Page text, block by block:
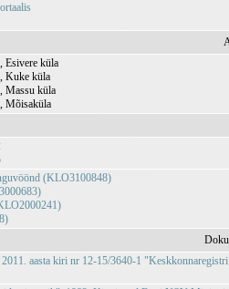
Esivere küla
Kuke küla
Massu küla
Mõisaküla
(KLO3100848)
aasta kiri nr 12-15/3640-1